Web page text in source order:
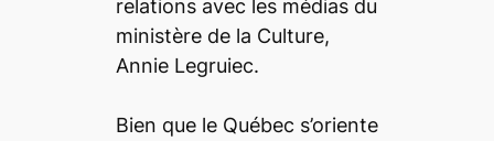
relations avec les médias du
ministère de la Culture,
Annie Legruiec.
Bien que le Québec s’oriente